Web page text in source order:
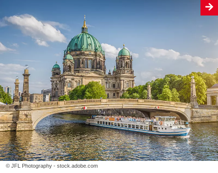
© JFL Photography - stock.adobe.com